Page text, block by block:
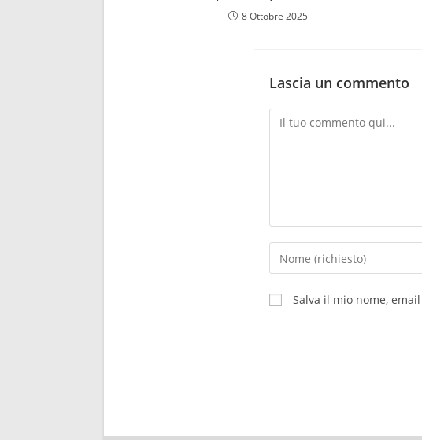
8 Ottobre 2025
Lascia un commento
Salva il mio nome,